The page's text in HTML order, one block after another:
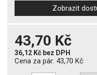
Zobrazit
43,70 Kč
36,12 Kč bez DPH
Cena za pár: 43,70 Kč